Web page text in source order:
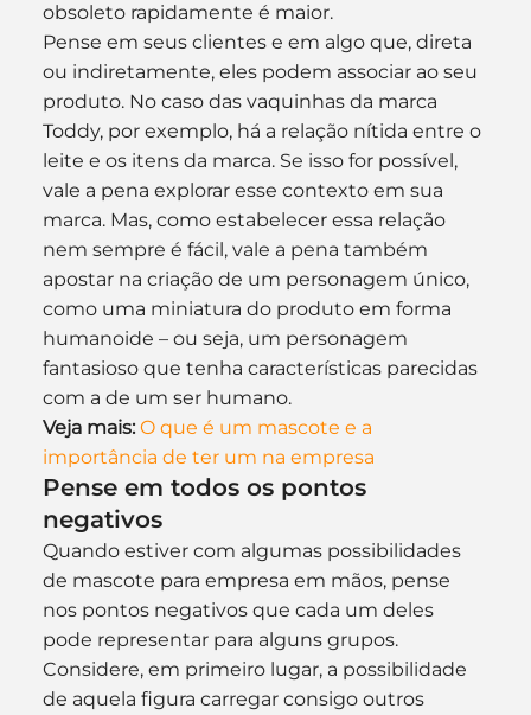
obsoleto rapidamente é maior.
Pense em seus clientes e em algo que, direta
ou indiretamente, eles podem associar ao seu
produto. No caso das vaquinhas da marca
Toddy, por exemplo, há a relação nítida entre o
leite e os itens da marca. Se isso for possível,
vale a pena explorar esse contexto em sua
marca. Mas, como estabelecer essa relação
nem sempre é fácil, vale a pena também
apostar na criação de um personagem único,
como uma miniatura do produto em forma
humanoide – ou seja, um personagem
fantasioso que tenha características parecidas
com a de um ser humano.
Veja mais: O que é um mascote e a
importância de ter um na empresa
Pense em todos os pontos
negativos
Quando estiver com algumas possibilidades
de mascote para empresa em mãos, pense
nos pontos negativos que cada um deles
pode representar para alguns grupos.
Considere, em primeiro lugar, a possibilidade
de aquela figura carregar consigo outros